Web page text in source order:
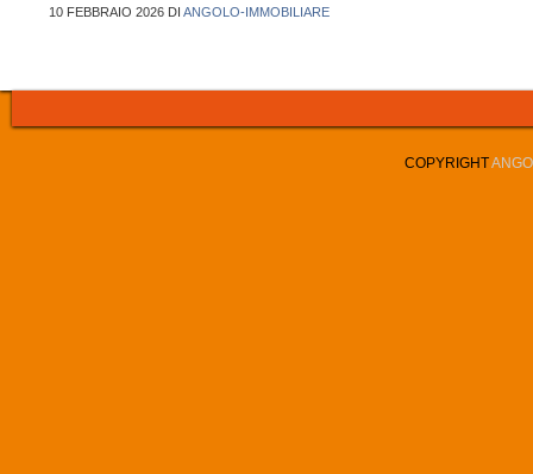
10 FEBBRAIO 2026 DI ANGOLO-IMMOBILIARE
COPYRIGHT